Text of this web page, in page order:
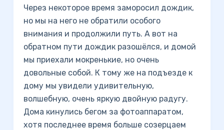
Через некоторое время заморосил дождик,
но мы на него не обратили особого
внимания и продолжили путь. А вот на
обратном пути дождик разошёлся, и домой
мы приехали мокренькие, но очень
довольные собой. К тому же на подъезде к
дому мы увидели удивительную,
волшебную, очень яркую двойную радугу.
Дома кинулись бегом за фотоаппаратом,
хотя последнее время больше созерцаем